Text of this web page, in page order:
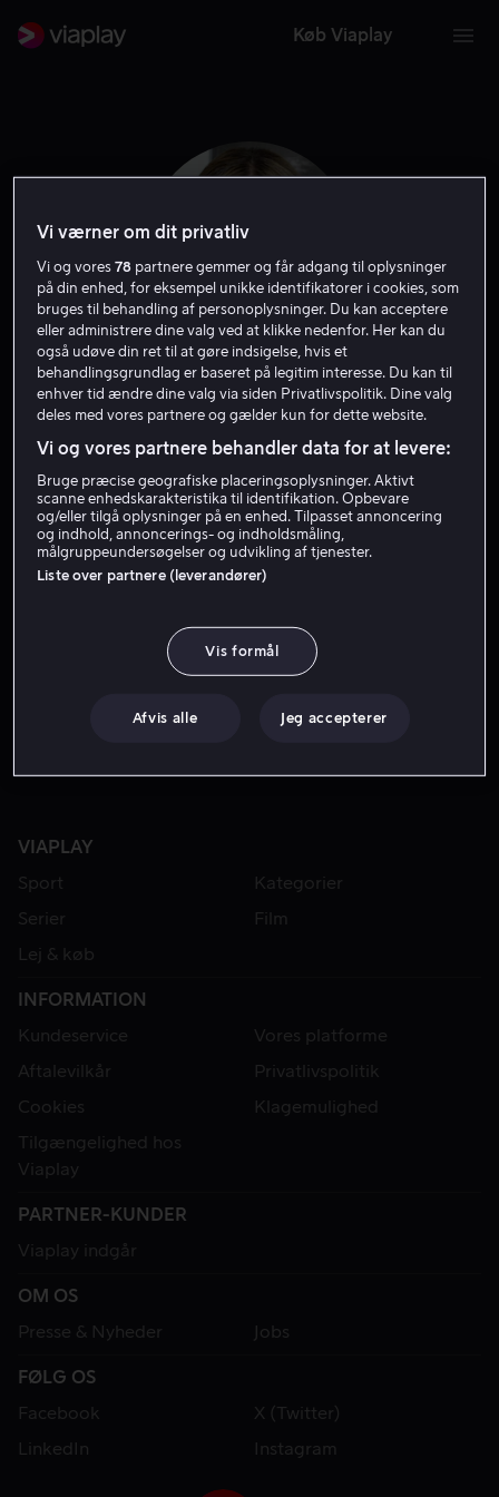
Køb Viaplay
Chelsea Handler
Skuespiller
VIAPLAY
Sport
Kategorier
Serier
Film
Lej & køb
INFORMATION
Kundeservice
Vores platforme
Aftalevilkår
Privatlivspolitik
Cookies
Klagemulighed
Tilgængelighed hos
Viaplay
PARTNER-KUNDER
Viaplay indgår
OM OS
Presse & Nyheder
Jobs
FØLG OS
Facebook
X (Twitter)
LinkedIn
Instagram
Vi værner om dit privatliv
Vi og vores78 partnere gemmer og får adgang til oplysninger
på din enhed, for eksempel unikke identifikatorer i cookies, som
bruges til behandling af personoplysninger. Du kan acceptere
eller administrere dine valg ved at klikke nedenfor. Her kan du
også udøve din ret til at gøre indsigelse, hvis et
behandlingsgrundlag er baseret på legitim interesse. Du kan til
enhver tid ændre dine valg via siden Privatlivspolitik. Dine valg
deles med vores partnere og gælder kun for dette website.
Vi og vores partnere behandler data for at levere:
Bruge præcise geografiske placeringsoplysninger. Aktivt
scanne enhedskarakteristika til identifikation. Opbevare
og/eller tilgå oplysninger på en enhed. Tilpasset annoncering
og indhold, annoncerings- og indholdsmåling,
målgruppeundersøgelser og udvikling af tjenester.
Liste over partnere (leverandører)
Vis formål
Afvis alle Jeg accepterer